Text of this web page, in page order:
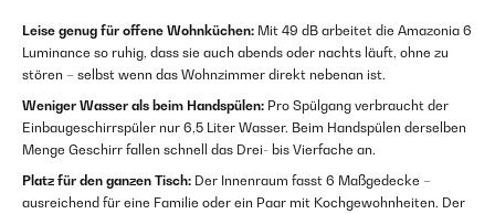
Leise genug für offene Wohnküchen: Mit 49 dB arbeitet die Amazonia 6
Luminance so ruhig, dass sie auch abends oder nachts läuft, ohne zu
stören – selbst wenn das Wohnzimmer direkt nebenan ist.
Weniger Wasser als beim Handspülen: Pro Spülgang verbraucht der
Einbaugeschirrspüler nur 6,5 Liter Wasser. Beim Handspülen derselben
Menge Geschirr fallen schnell das Drei- bis Vierfache an.
Platz für den ganzen Tisch: Der Innenraum fasst 6 Maßgedecke –
ausreichend für eine Familie oder ein Paar mit Kochgewohnheiten. Der